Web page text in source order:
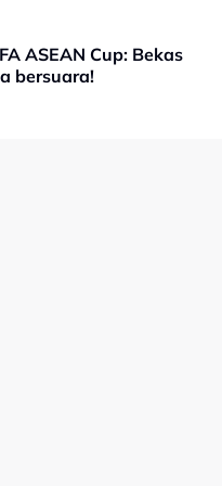
agar Ee Wei kembali
menurut
ASEAN Cup: Bekas
bersuara!